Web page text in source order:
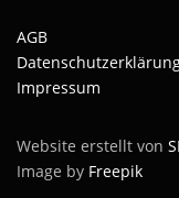
AGB
Impressum
Website erstellt von
Image by Freepik